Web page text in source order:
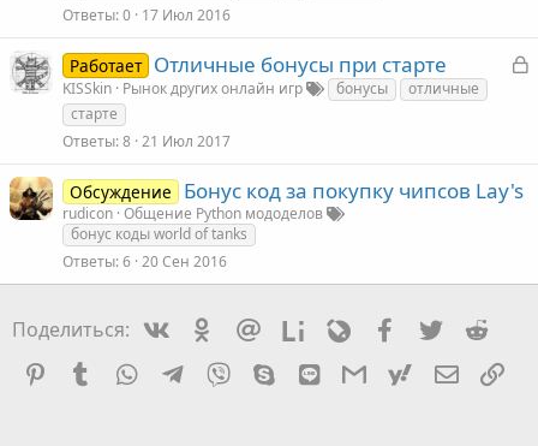
а
Ответы 0 17 Июл 2016
З
Работает Отличные бонусы при старте
KISSkin Рынок других онлайн игр бонусы
отличные
старте
Ответы 8 21 Июл 2017
Обсуждение Бонус код за покупку чипсов Lay's
rudicon Общение Python мододелов
бонус коды world of tanks
Ответы 6 20 Сен 2016
Поделиться: VkontakteOdnoklassniki
Mail.ruLiveinternetLivejournalFacebook
Twitter
Pinterest
Tumblr WhatsAppTelegram
Viber Skype LineGmailyahoomail